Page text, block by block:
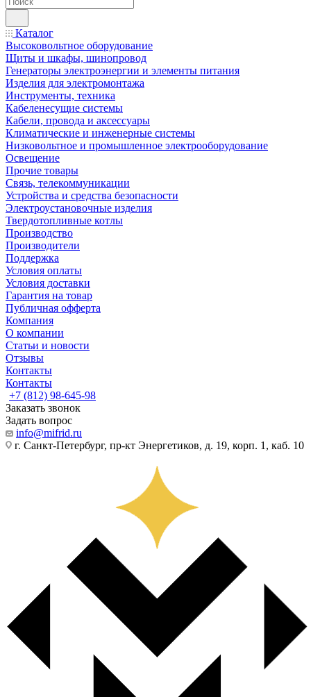
Каталог
Высоковольтное оборудование
Щиты и шкафы, шинопровод
Генераторы электроэнергии и элементы питания
Изделия для электромонтажа
Инструменты, техника
Кабеленесущие системы
Кабели, провода и аксессуары
Климатические и инженерные системы
Низковольтное и промышленное электрооборудование
Освещение
Прочие товары
Связь, телекоммуникации
Устройства и средства безопасности
Электроустановочные изделия
Твердотопливные котлы
Производство
Производители
Поддержка
Условия оплаты
Условия доставки
Гарантия на товар
Публичная офферта
Компания
О компании
Статьи и новости
Отзывы
Контакты
Контакты
+7 (812) 98-645-98
Заказать звонок
Задать вопрос
info@mifrid.ru
г. Санкт-Петербург, пр-кт Энергетиков, д. 19, корп. 1, каб. 10